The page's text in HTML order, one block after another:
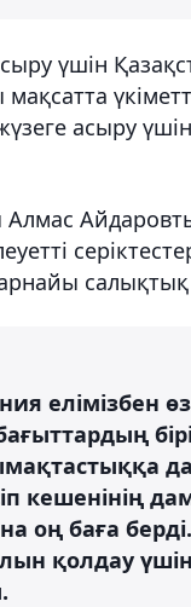
үшін
асыру
Алмас
арнайы
елімізбен
кешенінің
оң баға
қолдау